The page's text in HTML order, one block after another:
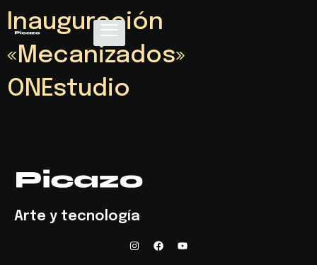
Inauguración
«Mecanizados»
ONEstudio
Arte y tecnología